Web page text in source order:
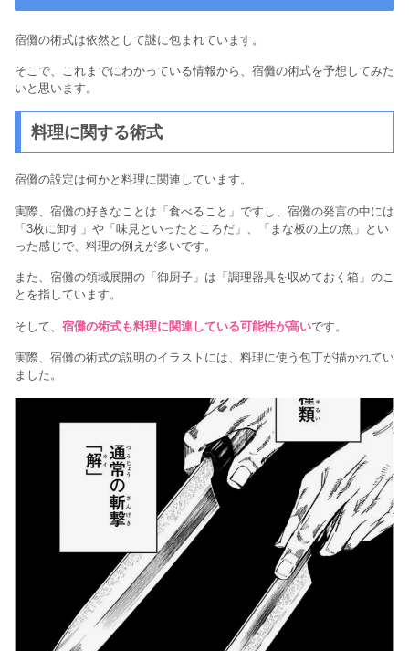
宿儺の術式は依然として謎に包まれています。
そこで、これまでにわかっている情報から、宿儺の術式を予想してみた
いと思います。
料理に関する術式
宿儺の設定は何かと料理に関連しています。
実際、宿儺の好きなことは「食べること」ですし、宿儺の発言の中には
「3枚に卸す」や「味見といったところだ」、「まな板の上の魚」とい
った感じで、料理の例えが多いです。
また、宿儺の領域展開の「御厨子」は「調理器具を収めておく箱」のこ
とを指しています。
そして、 宿儺の術式も料理に関連している可能性が高いです。
実際、宿儺の術式の説明のイラストには、料理に使う包丁が描かれてい
ました。